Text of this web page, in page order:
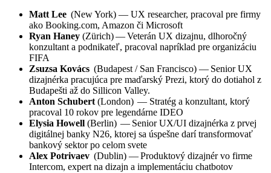
Matt Lee (New York) — UX researcher, pracoval pre firmy
ako Booking.com, Amazon či Microsoft
Ryan Haney (Zürich) — Veterán UX dizajnu, dlhoročný
konzultant a podnikateľ, pracoval napríklad pre organizáciu
FIFA
Zsuzsa Kovács (Buda­pest / San Fran­cisco) — Senior UX
dizajnérka pracujúca pre maďarský Prezi, ktorý do dotiahol z
Budapešti až do Sillicon Valley.
Anton Schu­bert(Lon­don) — Stratég a konzultant, ktorý
pracoval 10 rokov pre legendárne IDEO
Ely­sia Howell (Ber­lin) — Senior UX/UI dizajnérka z prvej
digitálnej banky N26, ktorej sa úspešne darí transformovať
bankový sektor po celom svete
Alex Potri­vaev (Dub­lin) — Produktový dizajnér vo firme
Intercom, expert na dizajn a implementáciu chatbotov